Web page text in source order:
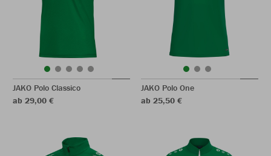
JAKO Polo Classico
ab 29,00 €
JAKO Polo One
ab 25,50 €